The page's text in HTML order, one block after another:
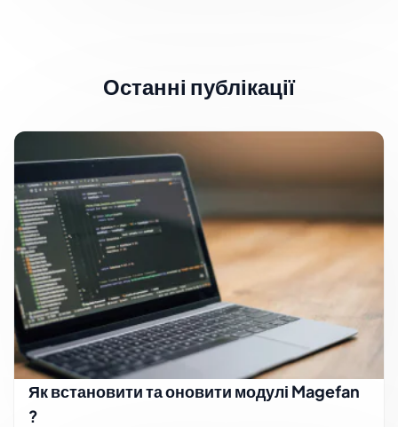
Останні публікації
Як встановити та оновити модулі Magefan
?